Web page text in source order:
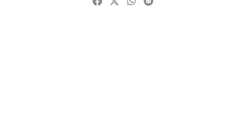
Facebook
TwitterWhatsapp
Reddit